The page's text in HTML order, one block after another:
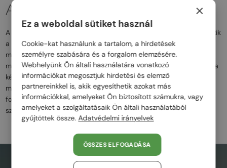
A MÁRKÁRÓL
A Philipp Plein szemüvegek az extravaganciát és fényűzést ötvözik
a márka híres, lázadó divatstílusával. A strasszok, a koponya
minták és az arany elemek mind hozzájárulnak a modelljeik
merész megjelenéséhez. A Philipp Plein szemüvegei azok számára
készültek, akik nem félnek kitűnni és kiemelkedni a tömegből,
miközben a luxust és a prémium minőséget keresik. Az egyedi
formák és a figyelemfelkeltő dizájn tökéletes választás azok
számára, akik a fényűző, mégis modern megjelenést keresik.
AZ OLDAL TETEJÉRE
×
Ez a weboldal sütiket használ
Cookie-kat használunk a tartalom, a hirdetések
személyre szabására és a forgalom elemzésére.
Webhelyünk Ön általi használatára vonatkozó
információkat megosztjuk hirdetési és elemző
partnereinkkel is, akik egyesíthetik azokat más
információkkal, amelyeket Ön biztosított számukra, vagy
amelyeket a szolgáltatásaik Ön általi használatából
gyűjtöttek össze.Adatvédelmi irányelvek
ÖSSZES ELFOGADÁSA